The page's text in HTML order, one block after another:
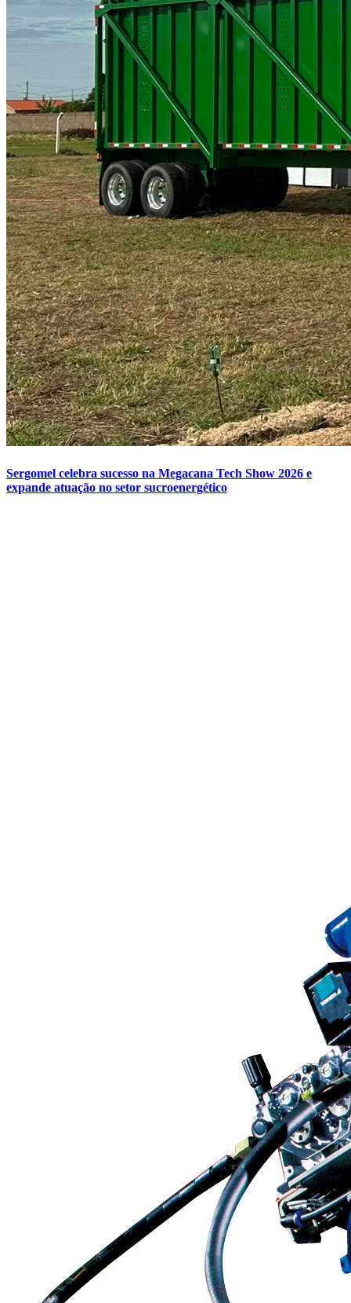
Sergomel celebra sucesso na Megacana Tech Show 2026 e
expande atuação no setor sucroenergético